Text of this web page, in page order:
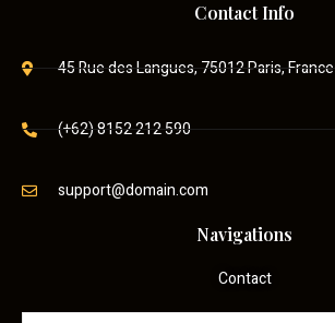
Contact Info
45 Rue des Langues, 75012 Paris, France
(+62) 8152 212 590
support@domain.com
Navigations
Contact